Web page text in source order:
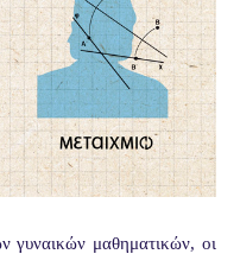
γυναικών μαθηματικών, οι